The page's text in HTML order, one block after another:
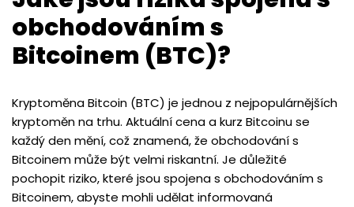
obchodováním s
Bitcoinem (BTC)?
Kryptoměna Bitcoin (BTC) je jednou z nejpopulárnějších
kryptoměn na trhu. Aktuální cena a kurz Bitcoinu se
každý den mění, což znamená, že obchodování s
Bitcoinem může být velmi riskantní. Je důležité
pochopit riziko, které jsou spojena s obchodováním s
Bitcoinem, abyste mohli udělat informovaná